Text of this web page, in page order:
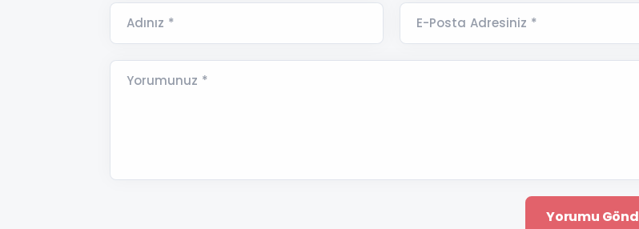
Adınız * E-Posta Adresiniz *
Yorumunuz *